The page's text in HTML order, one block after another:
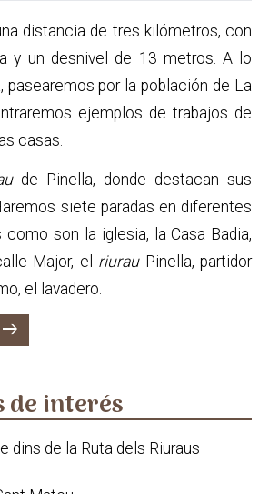
distancia de tres kilómetros, con
y un desnivel de 13 metros. A lo
pasearemos por la población de La
ejemplos de trabajos de
casas.
de Pinella, donde destacan sus
siete paradas en diferentes
son la iglesia, la Casa Badia,
Major, el riurau Pinella, partidor
el lavadero.
arrow_right_alt
de interés
dins de la Ruta dels Riuraus